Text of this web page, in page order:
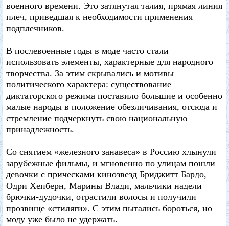
военного времени. Это затянутая талия, прямая линия
плеч, приведшая к необходимости применения
подплечников.
В послевоенные годы в моде часто стали
использовать элементы, характерные для народного
творчества. За этим скрывались и мотивы
политического характера: существование
диктаторского режима поставило большие и особенно
малые народы в положение обезличивания, отсюда и
стремление подчеркнуть свою национальную
принадлежность.
Со снятием «железного занавеса» в Россию хлынули
зарубежные фильмы, и мгновенно по улицам пошли
девочки с прическами кинозвезд Бриджитт Бардо,
Одри Хепберн, Марины Влади, мальчики надели
брючки-дудочки, отрастили волосы и получили
прозвище «стиляги». С этим пытались бороться, но
моду уже было не удержать.